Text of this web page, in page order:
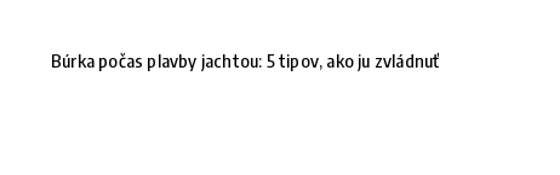
Búrka počas plavby jachtou: 5 tipov, ako ju zvládnuť